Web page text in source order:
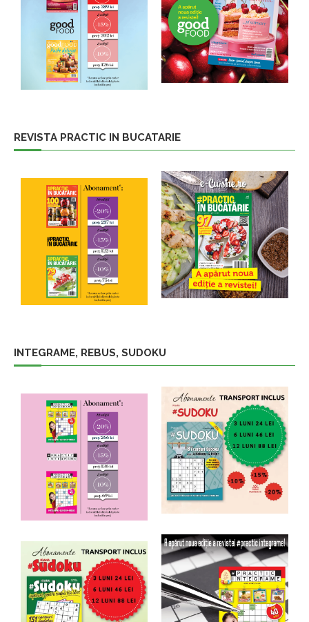
REVISTA PRACTIC IN BUCATARIE
INTEGRAME, REBUS, SUDOKU